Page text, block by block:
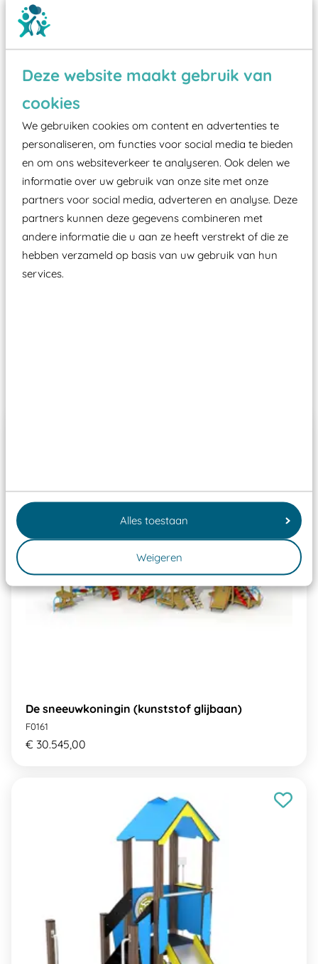
Deze website maakt gebruik van
cookies
We gebruiken cookies om content en advertenties te
personaliseren, om functies voor social media te bieden
en om ons websiteverkeer te analyseren. Ook delen we
informatie over uw gebruik van onze site met onze
partners voor social media, adverteren en analyse. Deze
partners kunnen deze gegevens combineren met
andere informatie die u aan ze heeft verstrekt of die ze
hebben verzameld op basis van uw gebruik van hun
services.
Alles toestaan
Weigeren
Wist je dat:
Vanaf een valhoogte van 1,5 meter een speciale
valondergrond onder speeltoestellen verplicht is
zoals kunstgras, rubber tegels of boomschors?
Elk speeltoestel in de openbare ruimte voorzien
moet zijn van een typekeuring, -plaatje en
certificering, uitgegeven door een Nederlands
aangewezen keuringsinstantie?
Wij ook speeltoestellen kunnen laten keuren zodat
De sneeuwkoningin (kunststof glijbaan)
F0161
€ 30.545,00